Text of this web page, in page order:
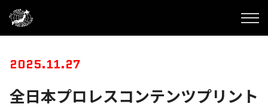
2025.11.27
全日本プロレスコンテンツプリント